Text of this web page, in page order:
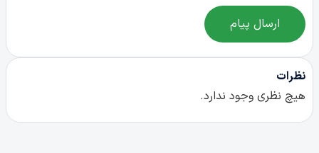
ارسال پیام
نظرات
هیچ نظری وجود ندارد.